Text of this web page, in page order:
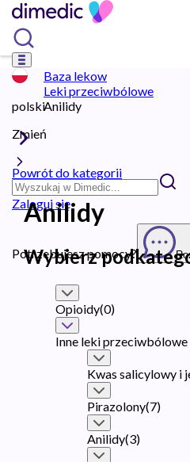
polski
Zmień
Zaloguj się
Potrzebujesz pomocy?
Baza lekow
Leki przeciwbólowe
Anilidy
Powrót do kategorii
Anilidy
Wybierz
Opioidy(0)
Inne leki
Kwas salicylowy i
Pirazolony(7)
Anilidy(3)